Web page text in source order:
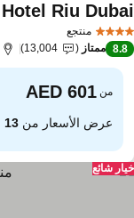
منتجع
Hotel Riu
8.8 ممتاز 13,004 3.1 كم
من
عرض الأسعار من13 موقعًا
شائع